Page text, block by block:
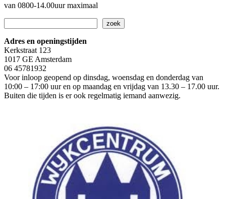
van 0800-14.00uur maximaal
zoek
Adres en openingstijden
Kerkstraat 123
1017 GE Amsterdam
06 45781932
Voor inloop geopend op dinsdag, woensdag en donderdag van
10:00 – 17:00 uur en op maandag en vrijdag van 13.30 – 17.00 uur.
Buiten die tijden is er ook regelmatig iemand aanwezig.